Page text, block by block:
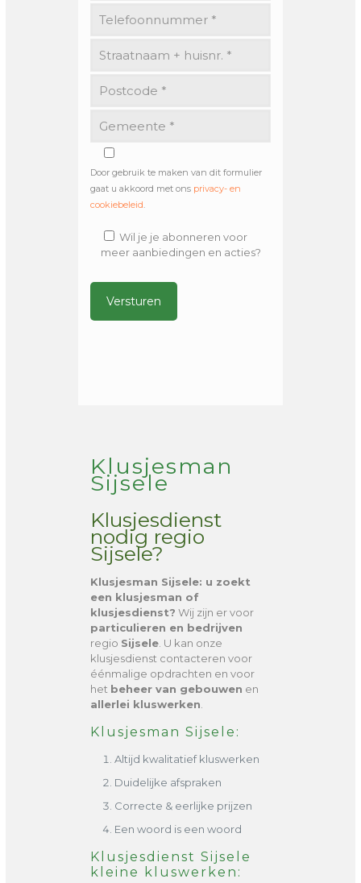
Door gebruik te maken van dit formulier
gaat u akkoord met ons privacy- en
cookiebeleid.
Wil je je abonneren voor
meer aanbiedingen en acties?
Klusjesman
Sijsele
Klusjesdienst
nodig regio
Sijsele?
Klusjesman Sijsele: u zoekt
een klusjesman of
klusjesdienst? Wij zijn er voor
particulieren en bedrijven
regio Sijsele. U kan onze
klusjesdienst contacteren voor
éénmalige opdrachten en voor
het beheer van gebouwen en
allerlei kluswerken
Klusjesman Sijsele:
Altijd kwalitatief kluswerken
Duidelijke afspraken
Correcte & eerlijke prijzen
Een woord is een woord
Klusjesdienst Sijsele
kleine kluswerken: